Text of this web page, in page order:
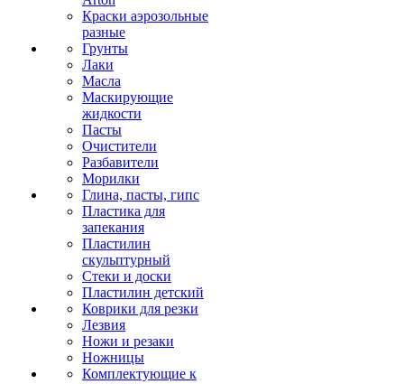
Краски аэрозольные
разные
Грунты
Лаки
Масла
Маскирующие
жидкости
Пасты
Очистители
Разбавители
Морилки
Глина, пасты, гипс
Пластика для
запекания
Пластилин
скульптурный
Стеки и доски
Пластилин детский
Коврики для резки
Лезвия
Ножи и резаки
Ножницы
Комплектующие к